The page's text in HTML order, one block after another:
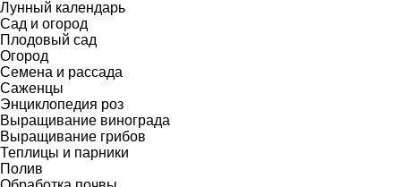
Лунный календарь
Сад и огород
Плодовый сад
Огород
Семена и рассада
Саженцы
Энциклопедия роз
Выращивание винограда
Выращивание грибов
Теплицы и парники
Полив